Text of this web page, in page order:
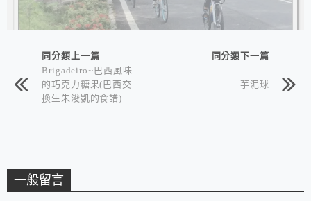
同分類上一篇
Brigadeiro~巴西風味
的巧克力糖果(巴西交
換生朱浚凱的食譜)
同分類下一篇
芋泥球
一般留言